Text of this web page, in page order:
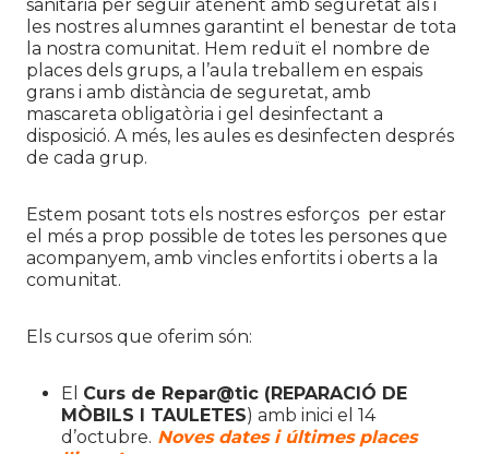
sanitària per seguir atenent amb seguretat als i
les nostres alumnes garantint el benestar de tota
la nostra comunitat. Hem reduït el nombre de
places dels grups, a l’aula treballem en espais
grans i amb distància de seguretat, amb
mascareta obligatòria i gel desinfectant a
disposició. A més, les aules es desinfecten després
de cada grup.
Estem posant tots els nostres esforços per estar
el més a prop possible de totes les persones que
acompanyem, amb vincles enfortits i oberts a la
comunitat.
Els cursos que oferim són:
El Curs de Repar@tic (REPARACIÓ DE
MÒBILS I TAULETES) amb inici el 14
d’octubre. Noves dates i últimes places